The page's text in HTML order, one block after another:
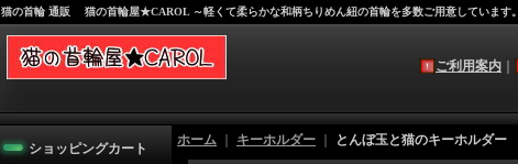
猫の首輪 通販 猫の首輪屋★CAROL ～軽くて柔らかな和柄ちりめん紐の首輪を多数ご用意しています。
ご利用案内
ショッピングカート
ホーム キーホルダー とんぼ玉と猫のキーホルダー